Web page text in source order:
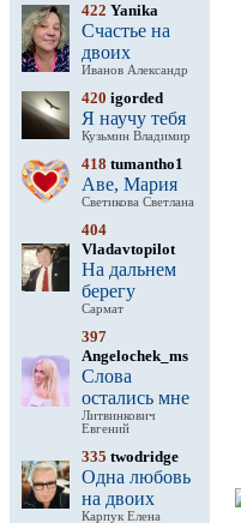
422 Yanika
Счастье на
двоих
Иванов Александр
420 igorded
Я научу тебя
Кузьмин Владимир
418 tumantho1
Аве, Мария
Светикова Светлана
404
Vladavtopilot
На дальнем
берегу
Сармат
397
Angelochek_ms
Слова
остались мне
Литвинкович
Евгений
335 twodridge
Одна любовь
на двоих
Карпук Елена